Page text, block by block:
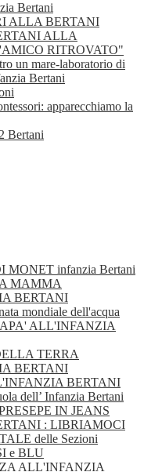
Bertani
ALLA BERTANI
ALLA
RITROVATO"
un mare-laboratorio di
Bertani
apparecchiamo la
Bertani
MONET infanzia Bertani
MAMMA
BERTANI
mondiale dell'acqua
ALL'INFANZIA
TERRA
BERTANI
BERTANI
dell’ Infanzia Bertani
IN JEANS
: LIBRIAMOCI
delle Sezioni
e BLU
ALL'INFANZIA